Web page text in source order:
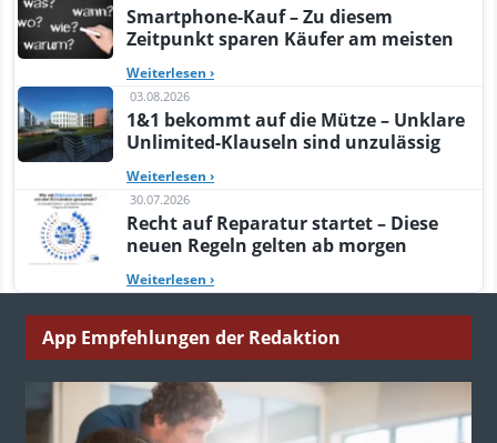
Smartphone-Kauf – Zu diesem
Zeitpunkt sparen Käufer am meisten
Weiterlesen ›
03.08.2026
1&1 bekommt auf die Mütze – Unklare
Unlimited-Klauseln sind unzulässig
Weiterlesen ›
30.07.2026
Recht auf Reparatur startet – Diese
neuen Regeln gelten ab morgen
Weiterlesen ›
App Empfehlungen der Redaktion